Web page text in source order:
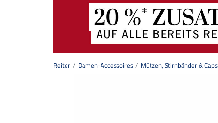
Reiter Damen-Accessoires Mützen, Stirnbänder & Caps